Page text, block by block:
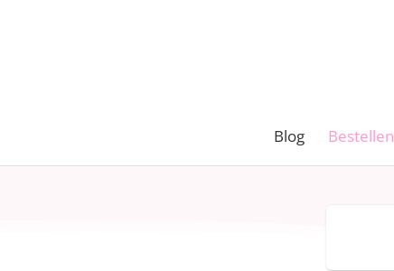
Blog Bestellen